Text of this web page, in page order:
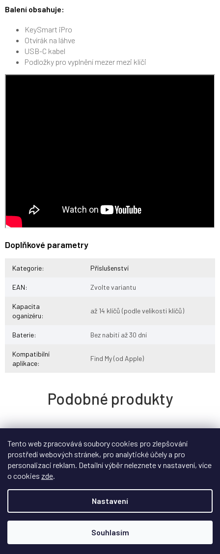
Tento web zpracovává soubory cookies pro zlepšování
prostředí webových stránek, pro analytické účely a pro
personalizaci reklam. Detailní výběr neleznete v nastavení, více
o cookies zde
Nastavení
Souhlasím
Balení obsahuje:
KeySmart iPro
Otvírák na láhve
USB-C kabel
Podložky pro vyplnění mezer mezi klíči
Doplňkové parametry
Kategorie: Příslušenství
EAN: Zvolte variantu
Kapacita
oganizéru:
až 14 klíčů (podle velikosti klíčů)
Baterie: Bez nabití až 30 dní
Kompatibilní
aplikace:
Find My (od Apple)